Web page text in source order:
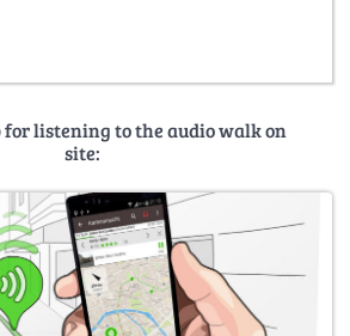
for listening to the audio walk on
site: